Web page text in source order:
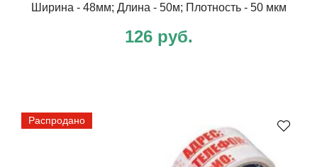
​Ширина - 48мм; Длина - 50м; Плотность - 50 мкм
126 руб.
Распродано